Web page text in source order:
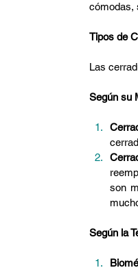
cómodas,
Tipos de
Las
Según su
son
Según la